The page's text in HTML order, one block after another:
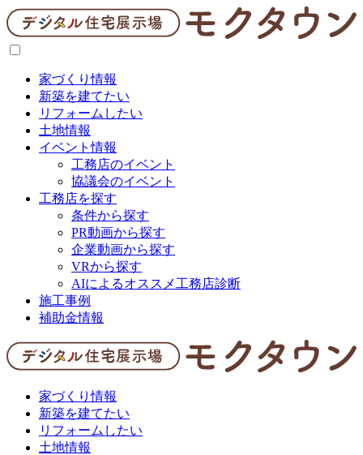
家づくり情報
新築を建てたい
リフォームしたい
土地情報
イベント情報
工務店のイベント
協議会のイベント
工務店を探す
条件から探す
PR動画から探す
企業動画から探す
VRから探す
AIによるオススメ工務店診断
施工事例
補助金情報
家づくり情報
新築を建てたい
リフォームしたい
土地情報